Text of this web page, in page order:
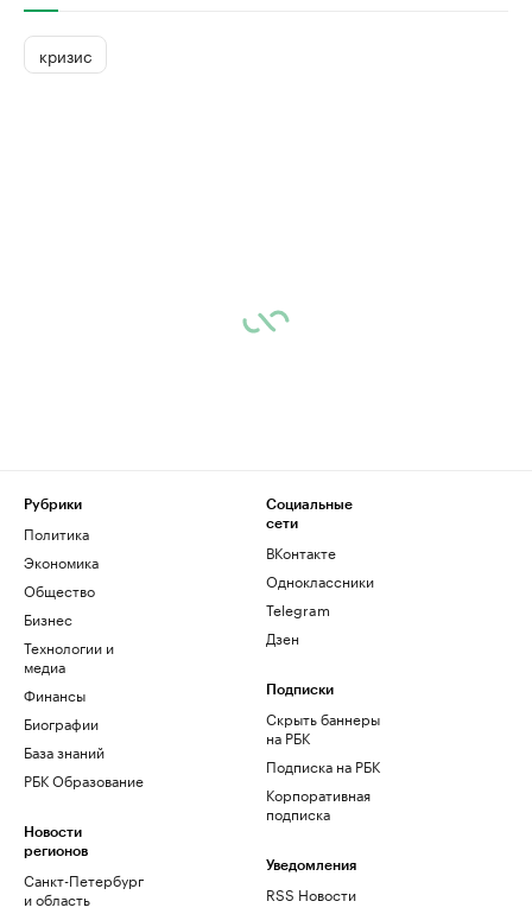
кризис
Рубрики
Политика
Экономика
Общество
Бизнес
Технологии и
медиа
Финансы
Биографии
База знаний
РБК Образование
Новости
регионов
Санкт-Петербург
и область
Социальные
сети
ВКонтакте
Одноклассники
Telegram
Дзен
Подписки
Скрыть баннеры
на РБК
Подписка на РБК
Корпоративная
подписка
Уведомления
RSS Новости